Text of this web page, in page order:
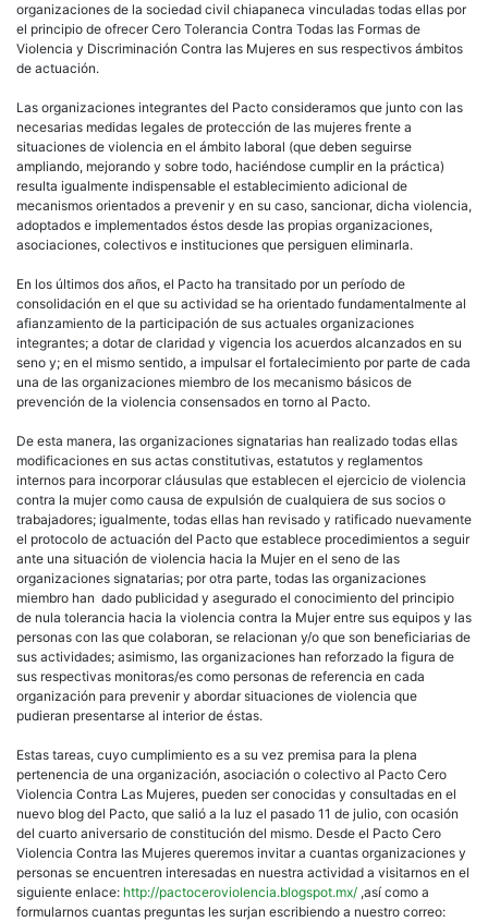
organizaciones de la sociedad civil chiapaneca vinculadas todas ellas por
el principio de ofrecer Cero Tolerancia Contra Todas las Formas de
Violencia y Discriminación Contra las Mujeres en sus respectivos ámbitos
de actuación.
Las organizaciones integrantes del Pacto consideramos que junto con las
necesarias medidas legales de protección de las mujeres frente a
situaciones de violencia en el ámbito laboral (que deben seguirse
ampliando, mejorando y sobre todo, haciéndose cumplir en la práctica)
resulta igualmente indispensable el establecimiento adicional de
mecanismos orientados a prevenir y en su caso, sancionar, dicha violencia,
adoptados e implementados éstos desde las propias organizaciones,
asociaciones, colectivos e instituciones que persiguen eliminarla.
En los últimos dos años, el Pacto ha transitado por un período de
consolidación en el que su actividad se ha orientado fundamentalmente al
afianzamiento de la participación de sus actuales organizaciones
integrantes; a dotar de claridad y vigencia los acuerdos alcanzados en su
seno y; en el mismo sentido, a impulsar el fortalecimiento por parte de cada
una de las organizaciones miembro de los mecanismo básicos de
prevención de la violencia consensados en torno al Pacto.
De esta manera, las organizaciones signatarias han realizado todas ellas
modificaciones en sus actas constitutivas, estatutos y reglamentos
internos para incorporar cláusulas que establecen el ejercicio de violencia
contra la mujer como causa de expulsión de cualquiera de sus socios o
trabajadores; igualmente, todas ellas han revisado y ratificado nuevamente
el protocolo de actuación del Pacto que establece procedimientos a seguir
ante una situación de violencia hacia la Mujer en el seno de las
organizaciones signatarias; por otra parte, todas las organizaciones
miembro han dado publicidad y asegurado el conocimiento del principio
de nula tolerancia hacia la violencia contra la Mujer entre sus equipos y las
personas con las que colaboran, se relacionan y/o que son beneficiarias de
sus actividades; asimismo, las organizaciones han reforzado la figura de
sus respectivas monitoras/es como personas de referencia en cada
organización para prevenir y abordar situaciones de violencia que
pudieran presentarse al interior de éstas.
Estas tareas, cuyo cumplimiento es a su vez premisa para la plena
pertenencia de una organización, asociación o colectivo al Pacto Cero
Violencia Contra Las Mujeres, pueden ser conocidas y consultadas en el
nuevo blog del Pacto, que salió a la luz el pasado 11 de julio, con ocasión
del cuarto aniversario de constitución del mismo. Desde el Pacto Cero
Violencia Contra las Mujeres queremos invitar a cuantas organizaciones y
personas se encuentren interesadas en nuestra actividad a visitarnos en el
siguiente enlace: http://pactoceroviolencia.blogspot.mx/ ,así como a
formularnos cuantas preguntas les surjan escribiendo a nuestro correo: